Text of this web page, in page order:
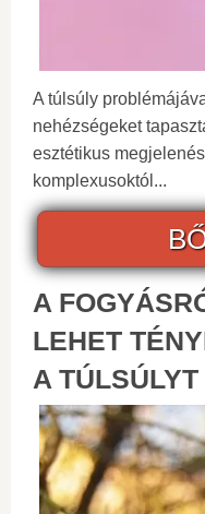
A túlsúly
nehézségeket
esztétikus
komplexusoktól...
A
LEHET
A